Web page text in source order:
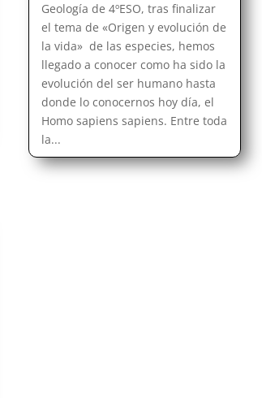
Geología de 4ºESO, tras finalizar
el tema de «Origen y evolución de
la vida» de las especies, hemos
llegado a conocer como ha sido la
evolución del ser humano hasta
donde lo conocernos hoy día, el
Homo sapiens sapiens. Entre toda
la...